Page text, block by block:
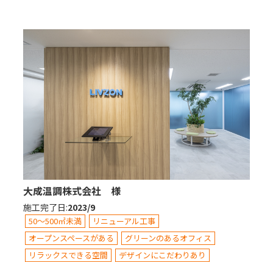
大成温調株式会社 様
施工完了日:2023/9
50～500㎡未満
リニューアル工事
オープンスペースがある
グリーンのあるオフィス
リラックスできる空間
デザインにこだわりあり